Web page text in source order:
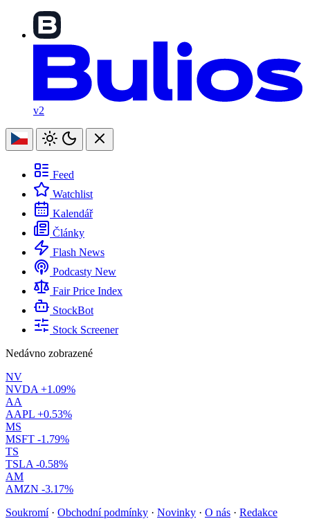
v2
Feed
Watchlist
Kalendář
Články
Flash News
Podcasty New
Fair Price Index
StockBot
Stock Screener
Nedávno zobrazené
NV
NVDA +1.09%
AA
AAPL +0.53%
MS
MSFT -1.79%
TS
TSLA -0.58%
AM
AMZN -3.17%
Soukromí · Obchodní podmínky · Novinky · O nás · Redakce